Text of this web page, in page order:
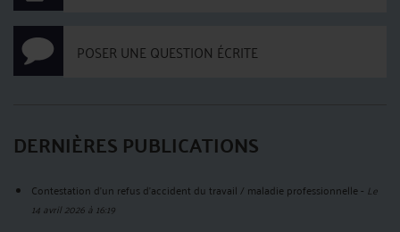
POSER UNE QUESTION ÉCRITE
DERNIÈRES PUBLICATIONS
Contestation d’un refus d’accident du travail / maladie professionnelle- Le
14 avril 2026 à 16:19